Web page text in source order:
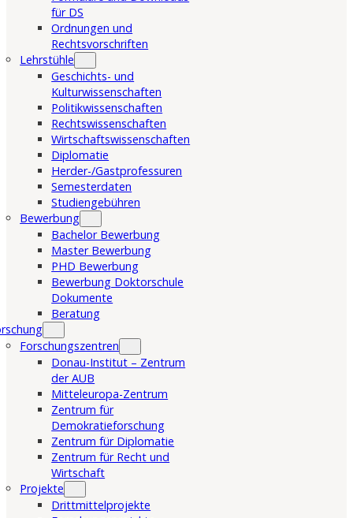
für DS
Ordnungen und
Rechtsvorschriften
Lehrstühle
Geschichts- und
Kulturwissenschaften
Politikwissenschaften
Rechtswissenschaften
Wirtschaftswissenschaften
Diplomatie
Herder-/Gastprofessuren
Semesterdaten
Studiengebühren
Bewerbung
Bachelor Bewerbung
Master Bewerbung
PHD Bewerbung
Bewerbung Doktorschule
Dokumente
Beratung
Forschungszentren
Donau-Institut – Zentrum
der AUB
Mitteleuropa-Zentrum
Zentrum für
Demokratieforschung
Zentrum für Diplomatie
Zentrum für Recht und
Wirtschaft
Projekte
Drittmittelprojekte